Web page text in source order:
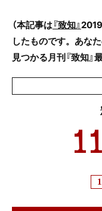
（本記事は『致知』
したものです。あな
見つかる月刊『致知』